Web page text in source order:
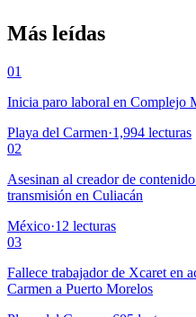
Más leídas
01
Inicia paro laboral en Complejo
Playa del Carmen·1,994 lecturas
02
Asesinan al creador de
transmisión en Culiacán
México·12 lecturas
03
Fallece trabajador de Xcaret en
Carmen a Puerto Morelos